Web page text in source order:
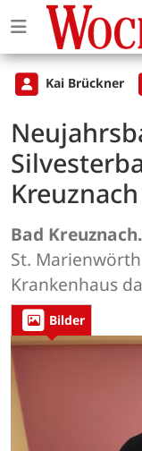
Kai Brückner
Bad Kreuznach.
St.
Krankenhaus
Bilder